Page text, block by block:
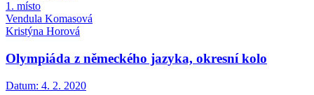
1. mís­to
Ven­du­la Ko­ma­so­vá
Kris­tý­na Ho­ro­vá
Olympiáda z německého jazyka, okresní kolo
Datum: 4. 2. 2020